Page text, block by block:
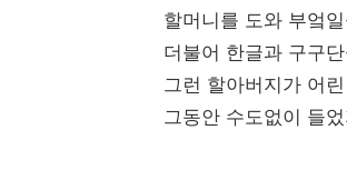
할머니를 도와 부엌
더불어 한글과 구구
그런 할아버지가 어
그동안 수도없이 들